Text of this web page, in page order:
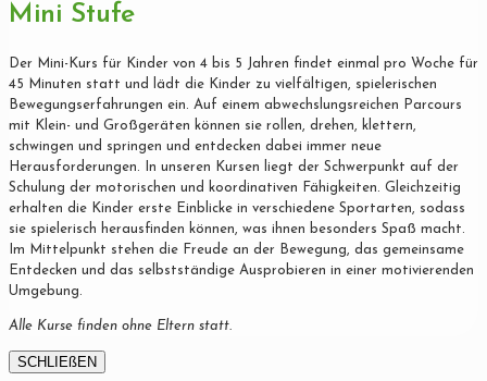
Mini Stufe
Der Mini-Kurs für Kinder von 4 bis 5 Jahren findet einmal pro Woche für
45 Minuten statt und lädt die Kinder zu vielfältigen, spielerischen
Bewegungserfahrungen ein. Auf einem abwechslungsreichen Parcours
mit Klein- und Großgeräten können sie rollen, drehen, klettern,
schwingen und springen und entdecken dabei immer neue
Herausforderungen. In unseren Kursen liegt der Schwerpunkt auf der
Schulung der motorischen und koordinativen Fähigkeiten. Gleichzeitig
erhalten die Kinder erste Einblicke in verschiedene Sportarten, sodass
sie spielerisch herausfinden können, was ihnen besonders Spaß macht.
Im Mittelpunkt stehen die Freude an der Bewegung, das gemeinsame
Entdecken und das selbstständige Ausprobieren in einer motivierenden
Umgebung.
Alle Kurse finden ohne Eltern statt.
SCHLIEßEN